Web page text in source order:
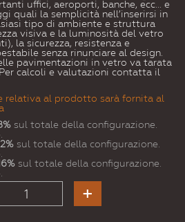
uffici, aeroporti, banche, ecc… e
quali la semplicità nell’inserirsi in
tipo di ambiente e struttura
visiva e la luminosità del vetro
la sicurezza, resistenza e
senza rinunciare al design.
pavimentazioni in vetro va tarata
calcoli e valutazioni contatta il
relativa al prodotto sarà fornita al
sul totale della configurazione.
sul totale della configurazione.
sul totale della configurazione.